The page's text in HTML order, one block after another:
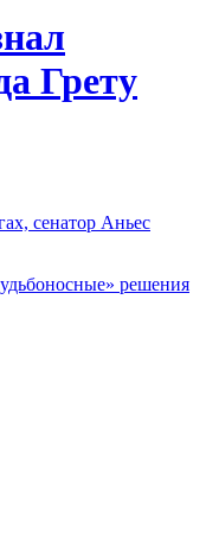
Грету
сенатор Аньес
решения